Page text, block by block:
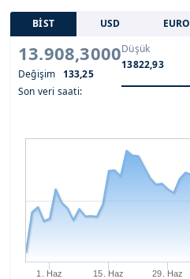
BİST USD EURO
13.908,3000
Değişim 133,25
Son veri saati:
Düşük
13822,93
1. Haz 15. Haz 29. Haz